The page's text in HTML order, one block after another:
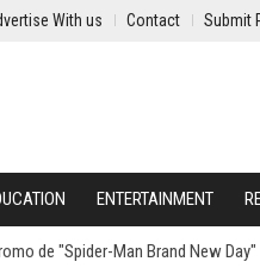
With us Contact Submit
ENTERTAINMENT
de "Spider-Man Brand New Day"